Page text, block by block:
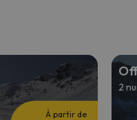
À partir de
2